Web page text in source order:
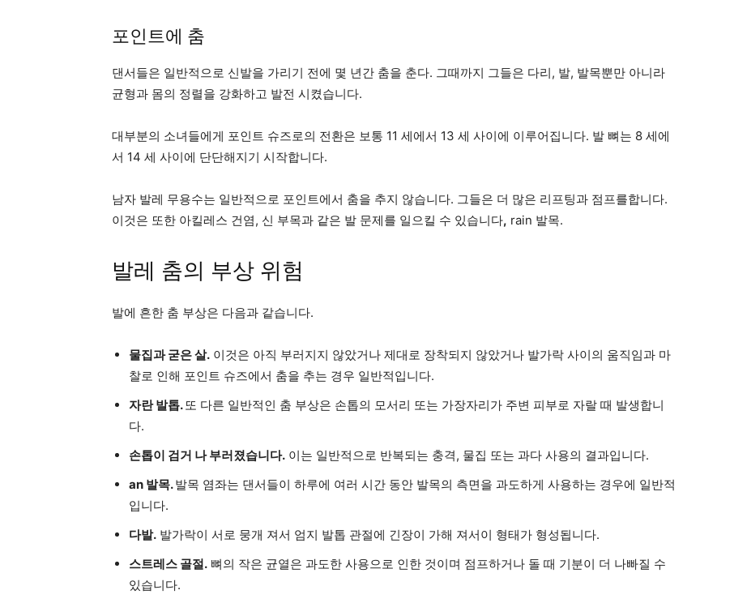
포인트에 춤
댄서들은 일반적으로 신발을 가리기 전에 몇 년간 춤을 춘다. 그때까지 그들은 다리, 발, 발목뿐만 아니라
균형과 몸의 정렬을 강화하고 발전 시켰습니다.
대부분의 소녀들에게 포인트 슈즈로의 전환은 보통 11 세에서 13 세 사이에 이루어집니다. 발 뼈는 8 세에
서 14 세 사이에 단단해지기 시작합니다.
남자 발레 무용수는 일반적으로 포인트에서 춤을 추지 않습니다. 그들은 더 많은 리프팅과 점프를합니다.
이것은 또한 아킬레스 건염, 신 부목과 같은 발 문제를 일으킬 수 있습니다, rain 발목.
발레 춤의 부상 위험
발에 흔한 춤 부상은 다음과 같습니다.
물집과 굳은 살. 이것은 아직 부러지지 않았거나 제대로 장착되지 않았거나 발가락 사이의 움직임과 마
찰로 인해 포인트 슈즈에서 춤을 추는 경우 일반적입니다.
자란 발톱.또 다른 일반적인 춤 부상은 손톱의 모서리 또는 가장자리가 주변 피부로 자랄 때 발생합니
다.
손톱이 검거 나 부러졌습니다. 이는 일반적으로 반복되는 충격, 물집 또는 ​​과다 사용의 결과입니다.
an 발목.발목 염좌는 댄서들이 하루에 여러 시간 동안 발목의 측면을 과도하게 사용하는 경우에 일반적
입니다.
다발. 발가락이 서로 뭉개 져서 엄지 발톱 관절에 긴장이 가해 져서이 형태가 형성됩니다.
스트레스 골절. 뼈의 작은 균열은 과도한 사용으로 인한 것이며 점프하거나 돌 때 기분이 더 나빠질 수
있습니다.